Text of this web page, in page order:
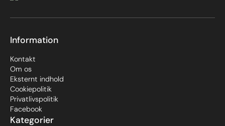
Kategorier
Information
Kontakt
Om os
Eksternt indhold
Cookiepolitik
Privatlivspolitik
Facebook